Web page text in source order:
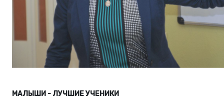
МАЛЫШИ - ЛУЧШИЕ УЧЕНИКИ